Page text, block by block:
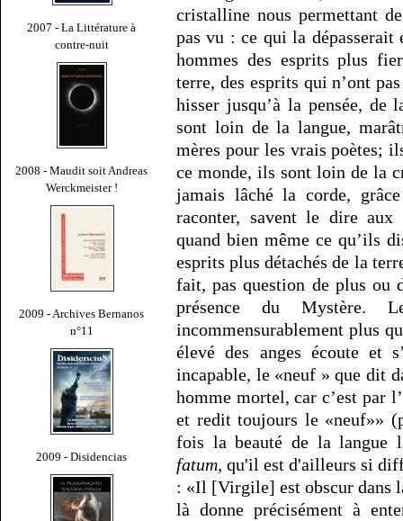
2007 - La Littérature à
contre-nuit
2008 - Maudit soit Andreas
Werckmeister !
2009 - Archives Bernanos
n°11
2009 - Disidencias
cristalline nous permettant
pas vu : ce qui la
hommes des esprits plus
terre, des esprits qui n’ont
hisser jusqu’à la pensée, de
sont loin de la langue,
mères pour les vrais poètes;
ce monde, ils sont loin de la
jamais lâché la corde,
raconter, savent le dire aux
quand bien même ce qu’ils
esprits plus détachés de la
fait, pas question de plus ou
présence du Mystère.
incommensurablement plus
élevé des anges écoute et
incapable, le «neuf » que dit
homme mortel, car c’est par
et redit toujours le «neuf»»
fois la beauté de la langue
fatum, qu'il est d'ailleurs si
: «Il [Virgile] est obscur dans
là donne précisément à